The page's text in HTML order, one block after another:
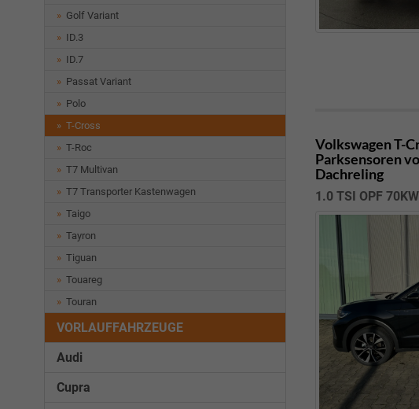
Volkswagen T-
Parksensoren
Dachreling
1.0 TSI OPF
Golf Variant
ID.3
ID.7
Passat Variant
Polo
T-Cross
T-Roc
T7 Multivan
T7 Transporter Kastenwagen
Taigo
Tayron
Tiguan
Touareg
Touran
VORLAUFFAHRZEUGE
Audi
Cupra